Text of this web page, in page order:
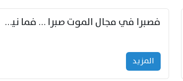
فصبرا في مجال الموت صبرا … فما نيل الخلود بمستطاع
المزید